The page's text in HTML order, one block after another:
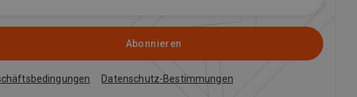
Abonnieren
Datenschutz-Bestimmungen